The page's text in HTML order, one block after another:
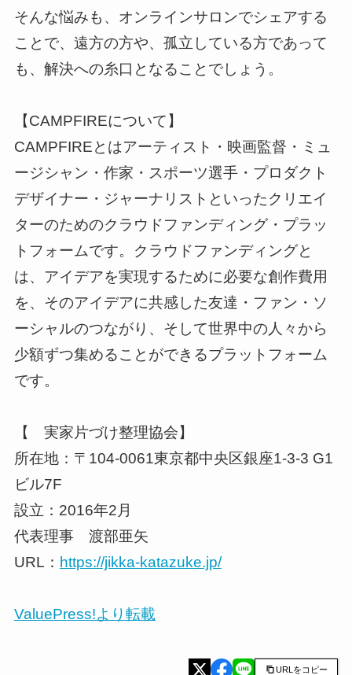
そんな悩みも、オンラインサロンでシェアする
ことで、遠方の方や、孤立している方であって
も、解決への糸口となることでしょう。
【CAMPFIREについて】
CAMPFIREとはアーティスト・映画監督・ミュ
ージシャン・作家・スポーツ選手・プロダクト
デザイナー・ジャーナリストといったクリエイ
ターのためのクラウドファンディング・プラッ
トフォームです。クラウドファンディングと
は、アイデアを実現するために必要な創作費用
を、そのアイデアに共感した友達・ファン・ソ
ーシャルのつながり、そして世界中の人々から
少額ずつ集めることができるプラットフォーム
です。
【 実家片づけ整理協会】
所在地：〒104-0061東京都中央区銀座1-3-3 G1
ビル7F
設立：2016年2月
代表理事 渡部亜矢
URL： https://jikka-katazuke.jp/
ValuePress!より転載
URLをコピー